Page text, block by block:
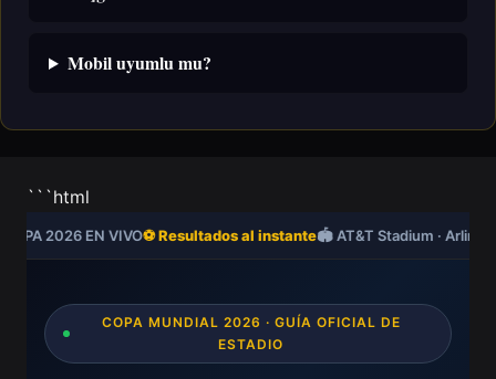
Mobil uyumlu mu?
```html
2026 EN VIVO⚽ Resultados al instante🏟️ AT&T Stadium ·
COPA MUNDIAL 2026 · GUÍA OFICIAL DE
ESTADIO